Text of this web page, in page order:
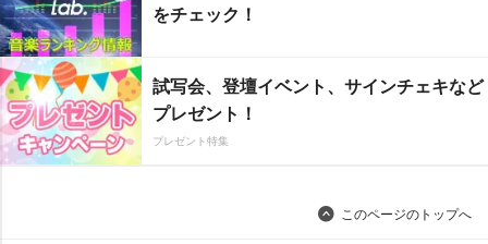
をチェック！
試写会、登壇イベント、サインチェキなど
プレゼント！
プレゼント特集
このページのトップへ